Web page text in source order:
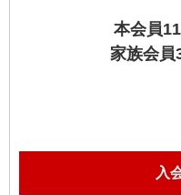
本会員
家族会員
入